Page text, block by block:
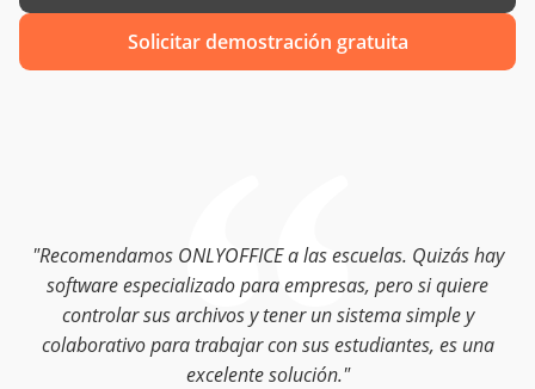
Solicitar demostración gratuita
"Recomendamos ONLYOFFICE a las escuelas. Quizás hay
software especializado para empresas, pero si quiere
controlar sus archivos y tener un sistema simple y
colaborativo para trabajar con sus estudiantes, es una
excelente solución."